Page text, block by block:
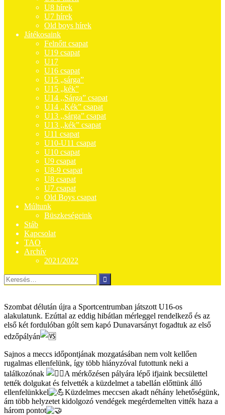
U8 hírek
U7 hírek
Old boys hírek
Játékosaink
Felnőtt csapat
U19 csapat
U17
U16 csapat
U15 „sárga”
U15 „kék”
U14 ,,Sárga” csapat
U14 ,,Kék” csapat
U13 ,,sárga” csapat
U13 ,,kék” csapat
U11 csapat
U10-U11 csapat
U10 csapat
U9 csapat
U8-9 csapat
U8 csapat
U7 csapat
Old Boys csapat
Múltunk
Büszkeségeink
Stáb
Kapcsolat
TAO
Archív
2021/2022
Keresés:
Szombat délután újra a Sportcentrumban játszott U16-os
alakulatunk. Ezúttal az eddig hibátlan mérleggel rendelkező és az
első két fordulóban gólt sem kapó Dunavarsányt fogadtuk az első
edzőpályán
Sajnos a meccs időpontjának mozgatásában nem volt kellően
rugalmas ellenfelünk, így több hiányzóval futottunk neki a
találkozónak
A mérkőzésen pályára lépő ifjaink becsülettel
tették dolgukat és felvették a küzdelmet a tabellán előttünk álló
ellenfelünkkel
Küzdelmes meccsen akadt néhány lehetőségünk,
ám több helyzetet kidolgozó vendégek megérdemelten vitték haza a
három pontot